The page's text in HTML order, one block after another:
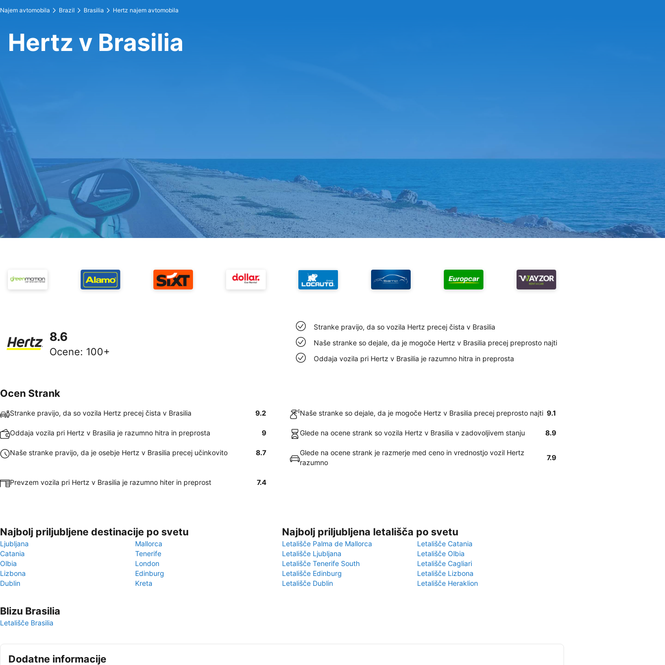
Najem avtomobila Brazil Brasilia Hertz najem avtomobila
Hertz v Brasilia
8.6
Ocene: 100+
Stranke pravijo, da so vozila Hertz precej čista v Brasilia
Naše stranke so dejale, da je mogoče Hertz v Brasilia precej preprosto najti
Oddaja vozila pri Hertz v Brasilia je razumno hitra in preprosta
Ocen Strank
Stranke pravijo, da so vozila Hertz precej čista v Brasilia 9.2 Naše stranke so dejale, da je mogoče Hertz v Brasilia precej preprosto najti 9.1
Oddaja vozila pri Hertz v Brasilia je razumno hitra in preprosta 9 Glede na ocene strank so vozila Hertz v Brasilia v zadovoljivem stanju 8.9
Naše stranke pravijo, da je osebje Hertz v Brasilia precej učinkovito 8.7
Glede na ocene strank je razmerje med ceno in vrednostjo vozil Hertz
razumno
7.9
Prevzem vozila pri Hertz v Brasilia je razumno hiter in preprost 7.4
Najbolj priljubljene destinacije po svetu
Ljubljana
Mallorca
Catania
Tenerife
Olbia
London
Lizbona
Edinburg
Dublin
Kreta
Najbolj priljubljena letališča po svetu
Letališče Palma de Mallorca
Letališče Catania
Letališče Ljubljana
Letališče Olbia
Letališče Tenerife South
Letališče Cagliari
Letališče Edinburg
Letališče Lizbona
Letališče Dublin
Letališče Heraklion
Blizu Brasilia
Letališče Brasilia
Dodatne informacije